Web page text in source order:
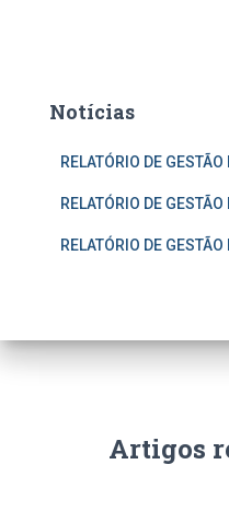
Notícias
RELATÓRIO DE
RELATÓRIO DE
RELATÓRIO DE
Artigos